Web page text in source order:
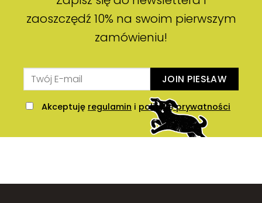
zaoszczędź 10% na swoim pierwszym
zamówieniu!
JOIN PIESŁAW
Akceptuję regulamin i politykę prywatności